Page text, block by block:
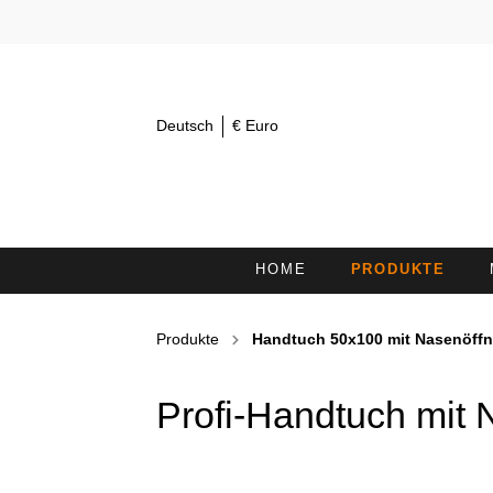
Deutsch € Euro
HOME PRODUKTE
HAARBÄNDER
Produkte Handtuch 50x100 mit
Profi-Handtuch mit